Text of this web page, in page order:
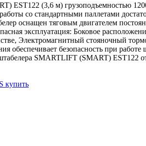
EST122 (3,6 м) грузоподъемностью
со стандартными паллетами
оснащен тяговым двигателем
эксплуатация: Боковое
Электромагнитный стояночный
обеспечивает безопасность при
SMARTLIFT (SMART) EST122